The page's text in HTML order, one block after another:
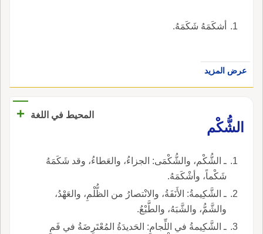
أشكَمَهُ شَكَمَهُ.
عرض المزيد
المحيط في اللغة
+
الشُّكْم
ـ الشُّكْم، والشُّكْمَى: الجزاءُ، والعَطاءُ، وقد شَكَمَهُ
شَكْماً، وأشْكَمَهُ.
ـ الشَّكِيمةُ: الأَنَفَةُ، والانْتصارُ من الظُّلْمِ، والعَهْدُ،
والشَّمُّ، والشَّبَهُ، والطَّبْعُ.
ـ الشَّكِيمةُ في اللِّجامِ: الحَديدَةُ المُعْتَرِضَةُ في فَمِ